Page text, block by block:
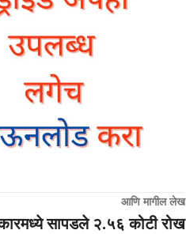
आणि मागील लेख
कारमध्ये सापडले २.५६ कोटी रोख